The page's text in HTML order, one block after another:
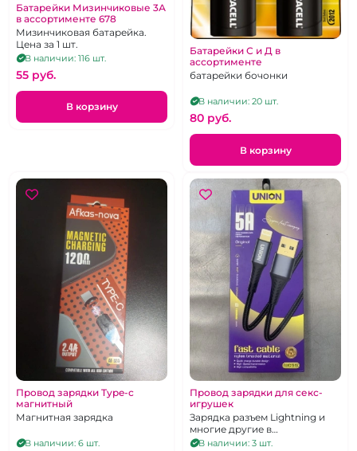
Батарейки Мизинчиковые 3А
в ассортименте 678
Мизинчиковая батарейка.
Цена за 1 шт.
В наличии: 116 шт.
55 pуб.
В корзину
Батарейки С и Д в
ассортименте
батарейки бочонки
В наличии: 20 шт.
80 pуб.
В корзину
Провод зарядки Type-c
магнитный
Магнитная зарядка
В наличии: 6 шт.
Провод зарядки для секс-
игрушек
Зарядка разъем Lightning и
многие другие в
ассортименте
В наличии: 3 шт.